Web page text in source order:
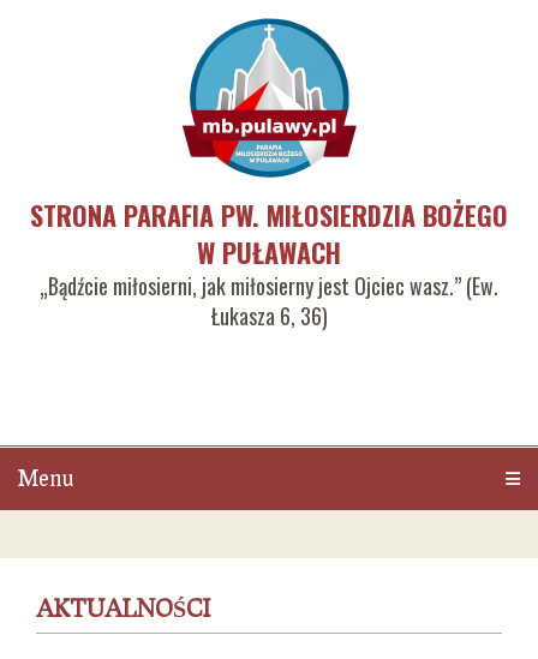
STRONA PARAFIA PW. MIŁOSIERDZIA BOŻEGO
W PUŁAWACH
„Bądźcie miłosierni, jak miłosierny jest Ojciec wasz.” (Ew.
Łukasza 6, 36)
Menu
AKTUALNOŚCI